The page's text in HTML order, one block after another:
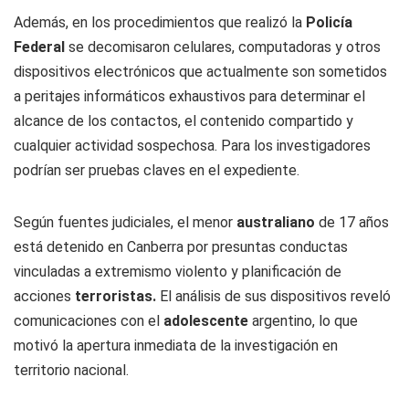
Además, en los procedimientos que realizó la Policía
Federal se decomisaron celulares, computadoras y otros
dispositivos electrónicos que actualmente son sometidos
a peritajes informáticos exhaustivos para determinar el
alcance de los contactos, el contenido compartido y
cualquier actividad sospechosa. Para los investigadores
podrían ser pruebas claves en el expediente.
Según fuentes judiciales, el menor australiano de 17 años
está detenido en Canberra por presuntas conductas
vinculadas a extremismo violento y planificación de
acciones terroristas. El análisis de sus dispositivos reveló
comunicaciones con el adolescente argentino, lo que
motivó la apertura inmediata de la investigación en
territorio nacional.